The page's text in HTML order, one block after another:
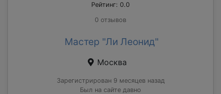
Рейтинг: 0.0
0 отзывов
Мастер "Ли Леонид"
Москва
Зарегистрирован 9 месяцев назад
Был на сайте давно